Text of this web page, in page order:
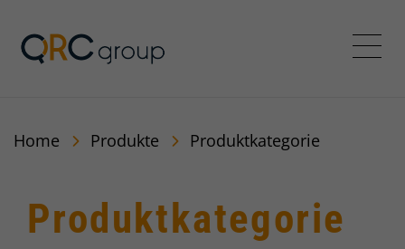
QRC Personalberatung
Home Produkte Produktkategorie
Produktkategorie